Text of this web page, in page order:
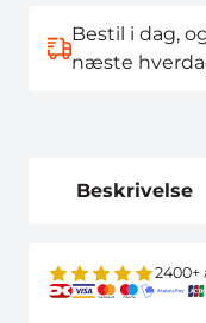
Bestil i dag,
næste
Beskrivelse